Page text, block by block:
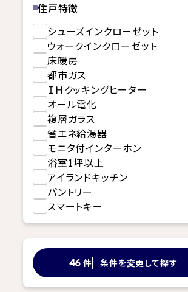
住戸特徴
シューズインクローゼット
ウォークインクローゼット
床暖房
都市ガス
ＩＨクッキングヒーター
オール電化
複層ガラス
省エネ給湯器
モニタ付インターホン
浴室1坪以上
アイランドキッチン
パントリー
スマートキー
46 件 条件を変更して探す